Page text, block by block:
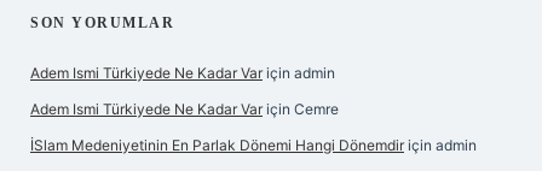
SON YORUMLAR
Adem Ismi Türkiyede Ne Kadar Var için admin
Adem Ismi Türkiyede Ne Kadar Var için Cemre
İSlam Medeniyetinin En Parlak Dönemi Hangi Dönemdir için admin